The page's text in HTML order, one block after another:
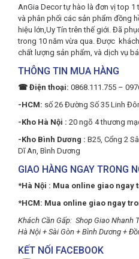
AnGia Decor tự hào là đơn vị top 1
và phân phối các sản phẩm đồng
hiệu lớn,Uy Tín trên thế giới. Đã
trong 10 năm vừa qua. Được
chất lượng sản phẩm, và dịch vụ
THÔNG TIN MUA HÀNG
☎ Điện thoại: 0868.111.755 –
-HCM: số 26 Đường Số 35 Linh
-Kho Hà Nội : 20 ngõ 4 thương
-Kho Bình Dương : B25, Cổng 2
Dĩ An, Bình Dương
GIAO HÀNG NGAY TRONG
*Hà Nội : Mua online giao ngay
*HCM: Mua online giao ngay
Khách Cần Gấp: Shop Giao Nhanh
Hà Nội + Sài Gòn + Bình Dương +
KẾT NỐI FACEBOOK